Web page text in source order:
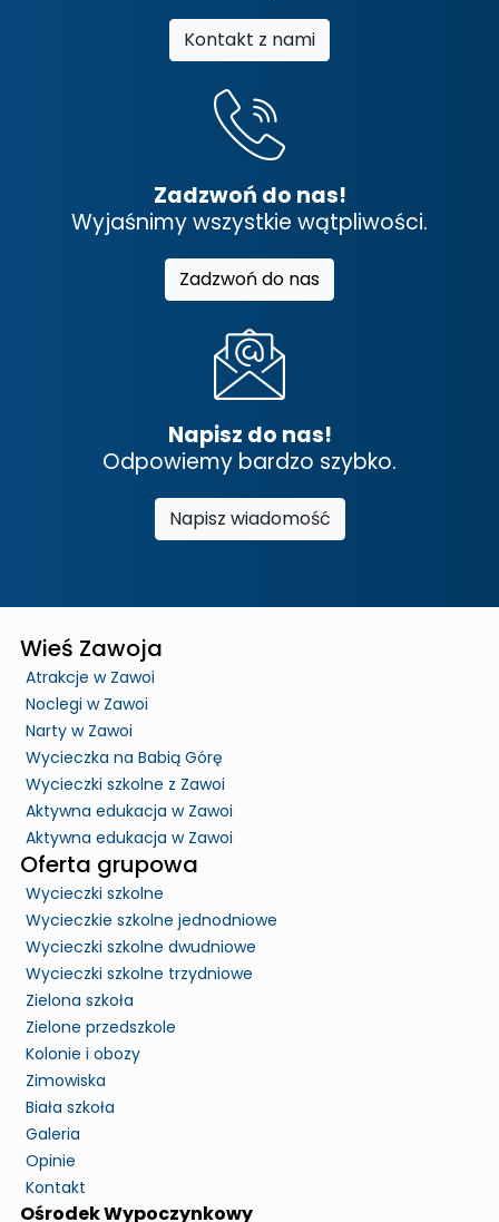
Kontakt z nami
Zadzwoń do nas!
Wyjaśnimy wszystkie wątpliwości.
Zadzwoń do nas
Napisz do nas!
Odpowiemy bardzo szybko.
Napisz wiadomość
Wieś Zawoja
Atrakcje w Zawoi
Noclegi w Zawoi
Narty w Zawoi
Wycieczka na Babią Górę
Wycieczki szkolne z Zawoi
Aktywna edukacja w Zawoi
Aktywna edukacja w Zawoi
Oferta grupowa
Wycieczki szkolne
Wycieczkie szkolne jednodniowe
Wycieczki szkolne dwudniowe
Wycieczki szkolne trzydniowe
Zielona szkoła
Zielone przedszkole
Kolonie i obozy
Zimowiska
Biała szkoła
Galeria
Opinie
Kontakt
Ośrodek Wypoczynkowy